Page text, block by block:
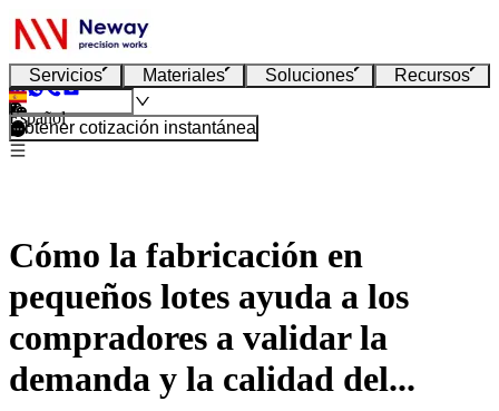
Servicios Materiales Soluciones Recursos
Español
Obtener cotización instantánea
Cómo la fabricación en
pequeños lotes ayuda a los
compradores a validar la
demanda y la calidad del...